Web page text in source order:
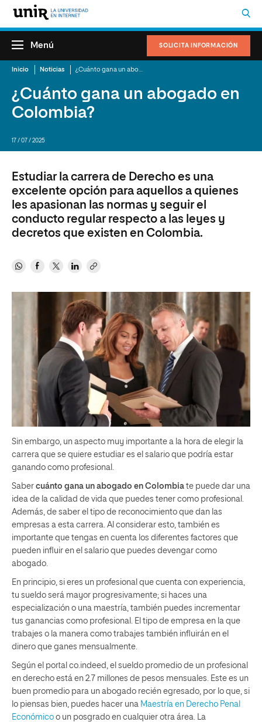
SOLICITA INFORMACIÓN
Menú
Inicio Noticias
¿Cuánto gana un abogado en
Colombia?
17 / 07 / 2025
Estudiar la carrera de Derecho es una
excelente opción para aquellos a quienes
les apasionan las normas y seguir el
conducto regular respecto a las leyes y
decretos que existen en Colombia.
Sin embargo, un aspecto muy importante a la hora de elegir la
carrera que se quiere estudiar es el salario que podría estar
ganando como profesional.
Saber cuánto gana un abogado en Colombia te puede dar una
idea de la calidad de vida que puedes tener como profesional.
Además, de saber el tipo de reconocimiento que dan las
empresas a esta carrera. Al considerar esto, también es
importante que tengas en cuenta los diferentes factores que
pueden influir en el salario que puedes devengar como
abogado.
En principio, si eres un profesional que cuenta con experiencia,
tu sueldo será mayor progresivamente; si haces una
especialización o una maestría, también puedes incrementar
tus ganancias como profesional. El tipo de empresa en la que
trabajes o la manera como trabajes también influirán en el
dinero que ganes mensualmente.
Según el portal co.indeed, el sueldo promedio de un profesional
en derecho está en 2.7 millones de pesos mensuales. Este es un
buen promedio para un abogado recién egresado, por lo que, si
lo piensas bien, puedes hacer una Maestría en Derecho Penal
Económico o un posgrado en cualquier otra área. La